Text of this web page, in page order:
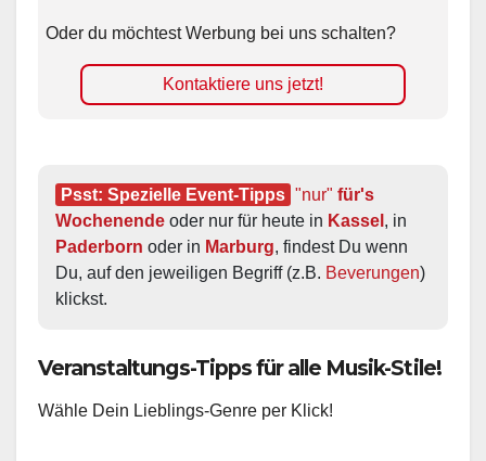
Oder du möchtest Werbung bei uns schalten?
Kontaktiere uns jetzt!
Psst: Spezielle Event-Tipps "nur" für's
Wochenende oder nur für heute in Kassel
Paderborn oder in Marburg, findest Du wenn
Du, auf den jeweiligen Begriff (z.B. Beverungen)
klickst.
Veranstaltungs-Tipps für alle Musik-Stile!
Wähle Dein Lieblings-Genre per Klick!